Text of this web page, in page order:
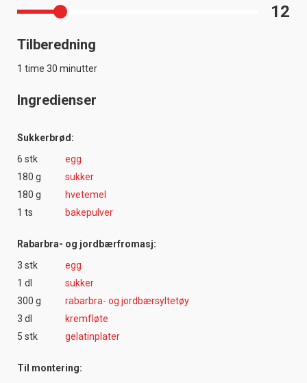
12
Tilberedning
1 time 30 minutter
Ingredienser
Sukkerbrød:
6 stk
egg
180 g
sukker
180 g
hvetemel
1 ts
bakepulver
Rabarbra- og jordbærfromasj:
3 stk
egg
1 dl
sukker
300 g
rabarbra- og jordbærsyltetøy
3 dl
kremfløte
5 stk
gelatinplater
Til montering: